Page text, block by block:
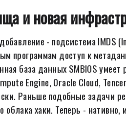
и новая
- подсистема
программам доступ к
база данных SMBIOS умеет
Engine, Oracle Cloud,
Раньше подобные задачи
хаки. Теперь - нативно,